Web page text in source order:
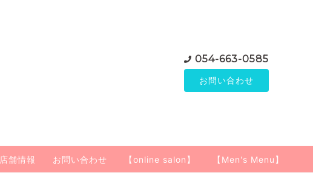
054-663-0585
お問い合わせ
店舗情報 お問い合わせ 【online salon】 【Men's Menu】